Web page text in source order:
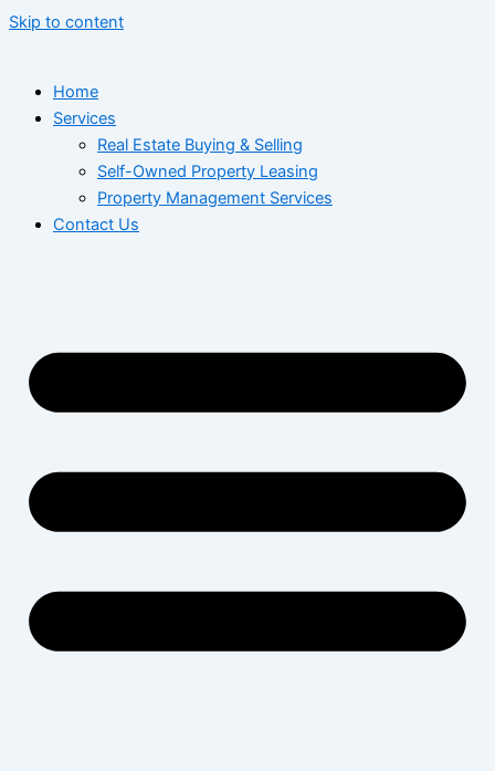
Skip to content
Home
Services
Real Estate Buying & Selling
Self-Owned Property Leasing
Property Management Services
Contact Us